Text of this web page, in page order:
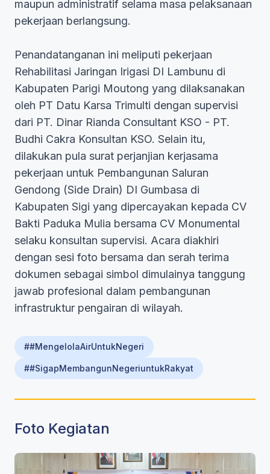
maupun administratif selama masa pelaksanaan
pekerjaan berlangsung.
Penandatanganan ini meliputi pekerjaan
Rehabilitasi Jaringan Irigasi DI Lambunu di
Kabupaten Parigi Moutong yang dilaksanakan
oleh PT Datu Karsa Trimulti dengan supervisi
dari PT. Dinar Rianda Consultant KSO - PT.
Budhi Cakra Konsultan KSO. Selain itu,
dilakukan pula surat perjanjian kerjasama
pekerjaan untuk Pembangunan Saluran
Gendong (Side Drain) DI Gumbasa di
Kabupaten Sigi yang dipercayakan kepada CV
Bakti Paduka Mulia bersama CV Monumental
selaku konsultan supervisi. Acara diakhiri
dengan sesi foto bersama dan serah terima
dokumen sebagai simbol dimulainya tanggung
jawab profesional dalam pembangunan
infrastruktur pengairan di wilayah.
##MengelolaAirUntukNegeri
##SigapMembangunNegeriuntukRakyat
Foto Kegiatan